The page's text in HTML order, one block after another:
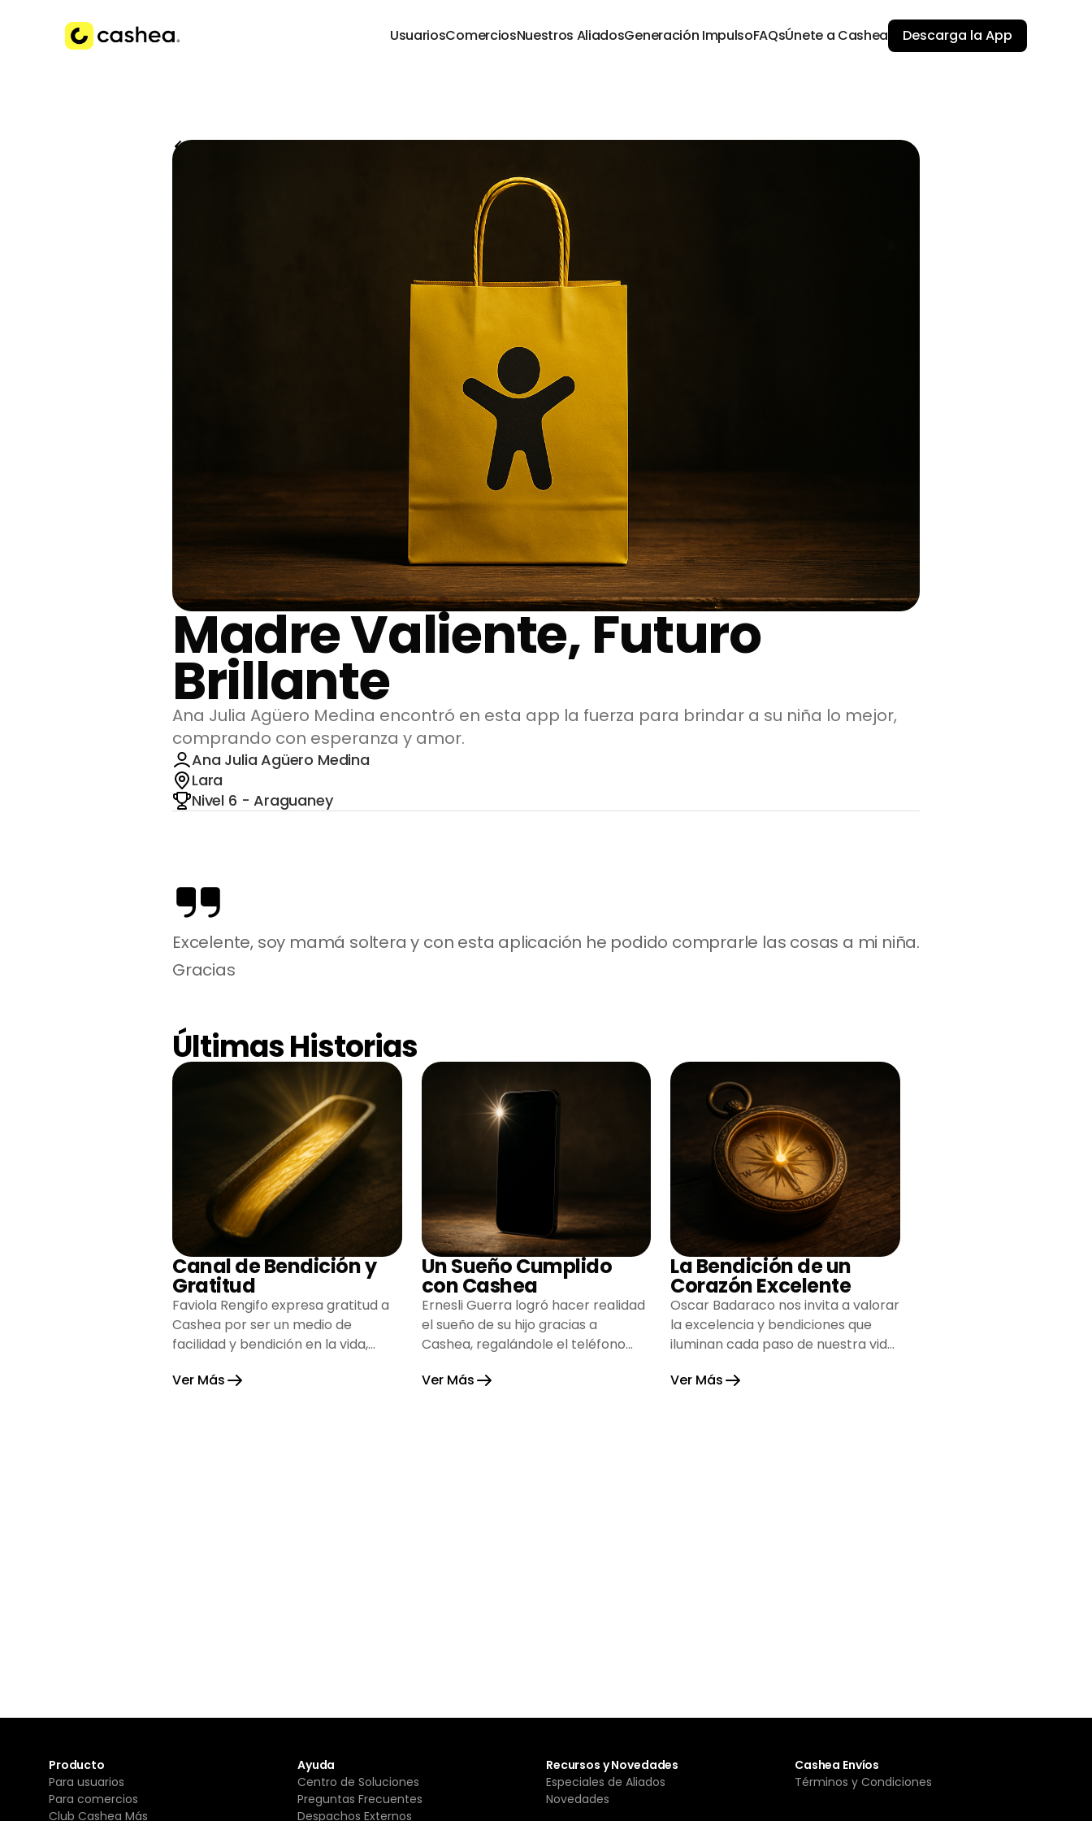
UsuariosComerciosNuestros AliadosGeneración ImpulsoFAQsÚnete a Cashea Descarga la App
Volver a Historias
Madre Valiente, Futuro
Brillante
Ana Julia Agüero Medina encontró en esta app la fuerza para brindar a su niña lo mejor,
comprando con esperanza y amor.
Ana Julia Agüero Medina
Lara
Nivel 6 - Araguaney
Excelente, soy mamá soltera y con esta aplicación he podido comprarle las cosas a mi niña.
Gracias
Últimas Historias
Canal de Bendición y
Gratitud
Faviola Rengifo expresa gratitud a
Cashea por ser un medio de
facilidad y bendición en la vida,
esperanza.
Ver Más
Un Sueño Cumplido
con Cashea
Ernesli Guerra logró hacer realidad
el sueño de su hijo gracias a
Cashea, regalándole el teléfono
alegría su hogar.
Ver Más
La Bendición de un
Corazón Excelente
Oscar Badaraco nos invita a valorar
la excelencia y bendiciones que
iluminan cada paso de nuestra vida,
gratitud y fortaleza.
Ver Más
Producto
Para usuarios
Para comercios
Club Cashea Más
Ayuda
Centro de Soluciones
Preguntas Frecuentes
Despachos Externos
Recursos y Novedades
Especiales de Aliados
Novedades
Cashea Envíos
Términos y Condiciones